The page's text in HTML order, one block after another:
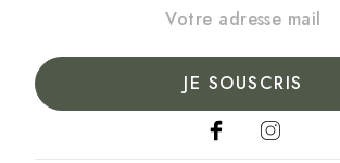
JE SOUSCRIS